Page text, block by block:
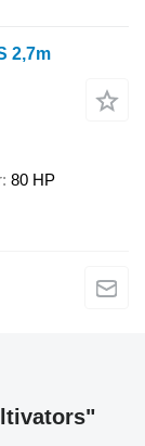
2,7m
80 HP